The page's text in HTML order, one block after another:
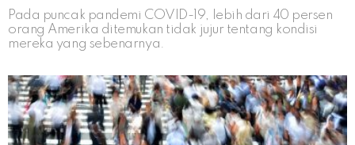
Pada puncak pandemi COVID-19, lebih dari 40 persen
orang Amerika ditemukan tidak jujur ​​tentang kondisi
mereka yang sebenarnya.